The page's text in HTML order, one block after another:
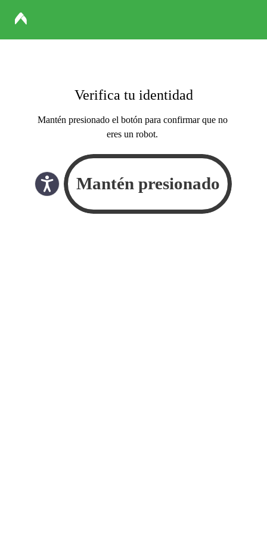
Verifica tu identidad
Mantén presionado el botón para confirmar que no
eres un robot.